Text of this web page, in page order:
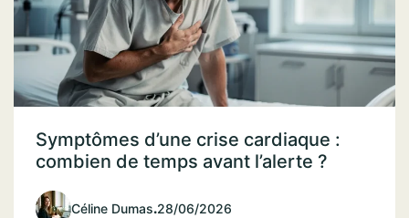
Symptômes d’une crise cardiaque :
combien de temps avant l’alerte ?
Céline Dumas.28/06/2026